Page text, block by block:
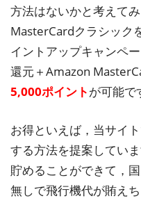
方法はないかと考えて
MasterCardクラシック
イントアップキャンペ
還元＋Amazon
5,000ポイントが可能で
お得といえば，当サイ
する方法を提案してい
貯めることができて，
無しで飛行機代が賄え